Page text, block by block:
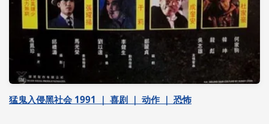
猛鬼入侵黑社会 1991 ｜ 喜剧 ｜ 动作 ｜ 恐怖